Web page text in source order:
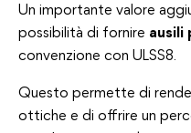
Un importante valore
possibilità di fornire ausili
convenzione con ULSS8.
Questo permette di
ottiche e di offrire un